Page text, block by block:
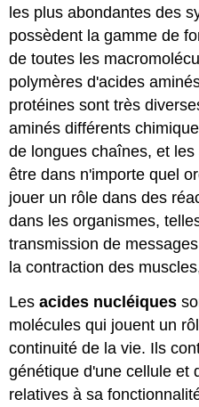
les plus abondantes des
possèdent la gamme de
de toutes les
polymères d'acides
protéines sont très
aminés différents
de longues chaînes, et
être dans n'importe quel
jouer un rôle dans des
dans les organismes,
transmission de
la contraction des
Lesacides nucléiques
molécules qui jouent un
continuité de la vie. Ils
génétique d'une cellule et
relatives à sa